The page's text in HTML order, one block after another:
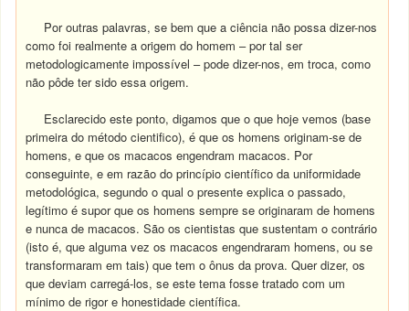
Por outras palavras, se bem que a ciência não possa dizer-nos
como foi realmente a origem do homem – por tal ser
metodologicamente impossível – pode dizer-nos, em troca, como
não pôde ter sido essa origem.
Esclarecido este ponto, digamos que o que hoje vemos (base
primeira do método cientifico), é que os homens originam-se de
homens, e que os macacos engendram macacos. Por
conseguinte, e em razão do princípio científico da uniformidade
metodológica, segundo o qual o presente explica o passado,
legítimo é supor que os homens sempre se originaram de homens
e nunca de macacos. São os cientistas que sustentam o contrário
(isto é, que alguma vez os macacos engendraram homens, ou se
transformaram em tais) que tem o ônus da prova. Quer dizer, os
que deviam carregá-los, se este tema fosse tratado com um
mínimo de rigor e honestidade científica.